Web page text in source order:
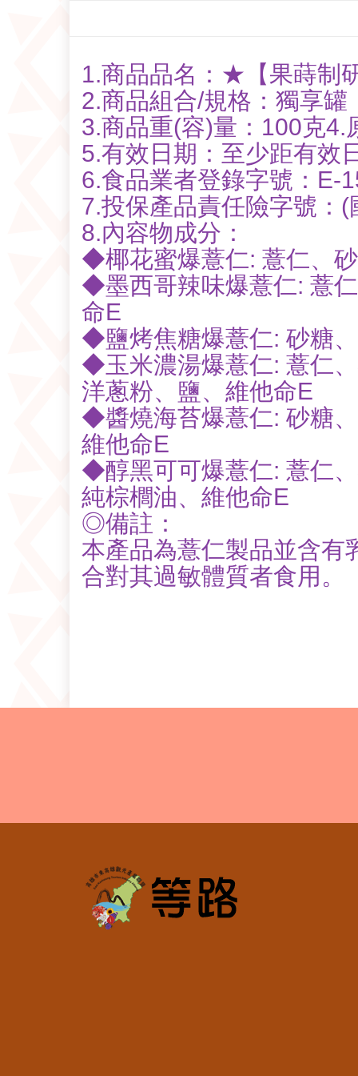
1.商品品名：★【果蒔制
2.商品組合/規格：獨享罐
3.商品重(容)量：100克4.
5.有效日期：至少距有效
6.食品業者登錄字號：E-
7.投保產品責任險字號：
8.內容物成分：
◆椰花蜜爆薏仁: 薏仁、
◆墨西哥辣味爆薏仁: 薏
命E
◆鹽烤焦糖爆薏仁: 砂糖
◆玉米濃湯爆薏仁: 薏仁
洋蔥粉、鹽、維他命E
◆醬燒海苔爆薏仁: 砂糖
維他命E
◆醇黑可可爆薏仁: 薏仁
純棕櫚油、維他命E
◎備註：
本產品為薏仁製品並含有
合對其過敏體質者食用。